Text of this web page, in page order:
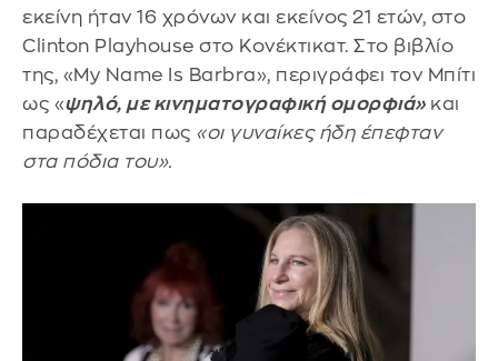
εκείνη ήταν 16 χρόνων και εκείνος 21 ετών, στο
Clinton Playhouse στο Κονέκτικατ. Στο βιβλίο
της, «My Name Is Barbra», περιγράφει τον Μπίτι
ως «ψηλό, με κινηματογραφική ομορφιά» και
παραδέχεται πως «οι γυναίκες ήδη έπεφταν
στα πόδια του».